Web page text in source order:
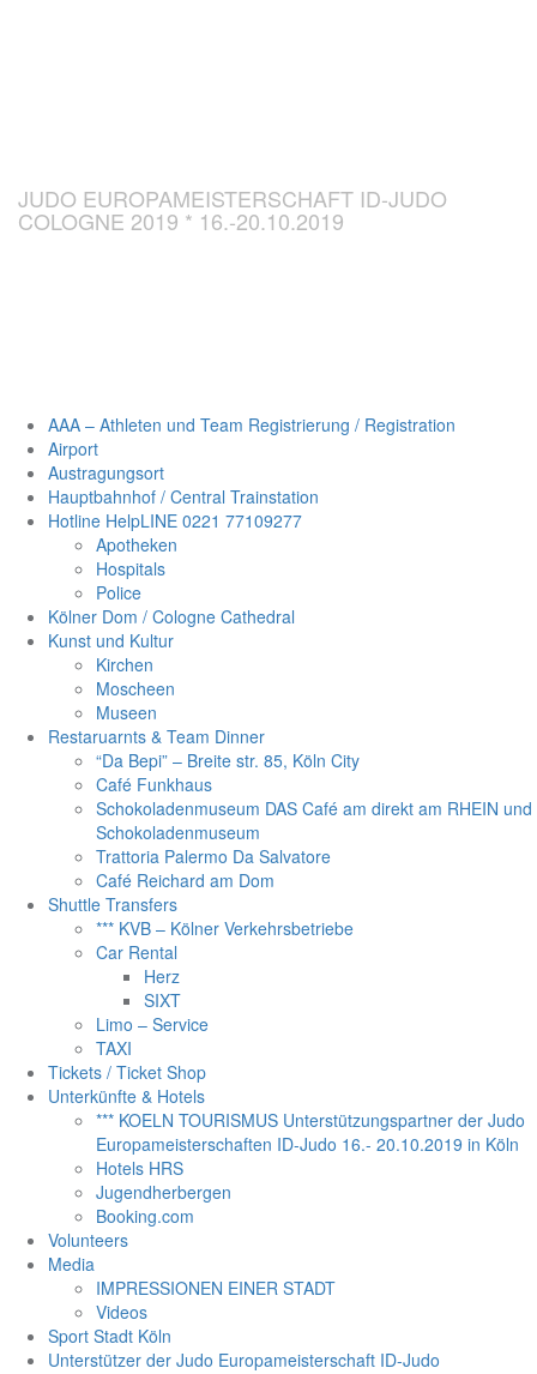
JUDO EUROPAMEISTERSCHAFT ID-JUDO
COLOGNE 2019 * 16.-20.10.2019
AAA – Athleten und Team Registrierung / Registration
Airport
Austragungsort
Hauptbahnhof / Central Trainstation
Hotline HelpLINE 0221 77109277
Apotheken
Hospitals
Police
Kölner Dom / Cologne Cathedral
Kunst und Kultur
Kirchen
Moscheen
Museen
Restaruarnts & Team Dinner
“Da Bepi” – Breite str. 85, Köln City
Café Funkhaus
Schokoladenmuseum DAS Café am direkt am RHEIN und
Schokoladenmuseum
Trattoria Palermo Da Salvatore
Café Reichard am Dom
Shuttle Transfers
*** KVB – Kölner Verkehrsbetriebe
Car Rental
Herz
SIXT
Limo – Service
TAXI
Tickets / Ticket Shop
Unterkünfte & Hotels
*** KOELN TOURISMUS Unterstützungspartner der Judo
Europameisterschaften ID-Judo 16.- 20.10.2019 in Köln
Hotels HRS
Jugendherbergen
Booking.com
Volunteers
Media
IMPRESSIONEN EINER STADT
Videos
Sport Stadt Köln
Unterstützer der Judo Europameisterschaft ID-Judo